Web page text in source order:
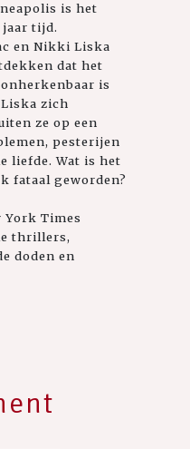
is het
jaar tijd.
en Nikki Liska
dat het
is
zich
ze op een
pesterijen
liefde. Wat is het
fataal geworden?
York Times
thrillers,
doden en